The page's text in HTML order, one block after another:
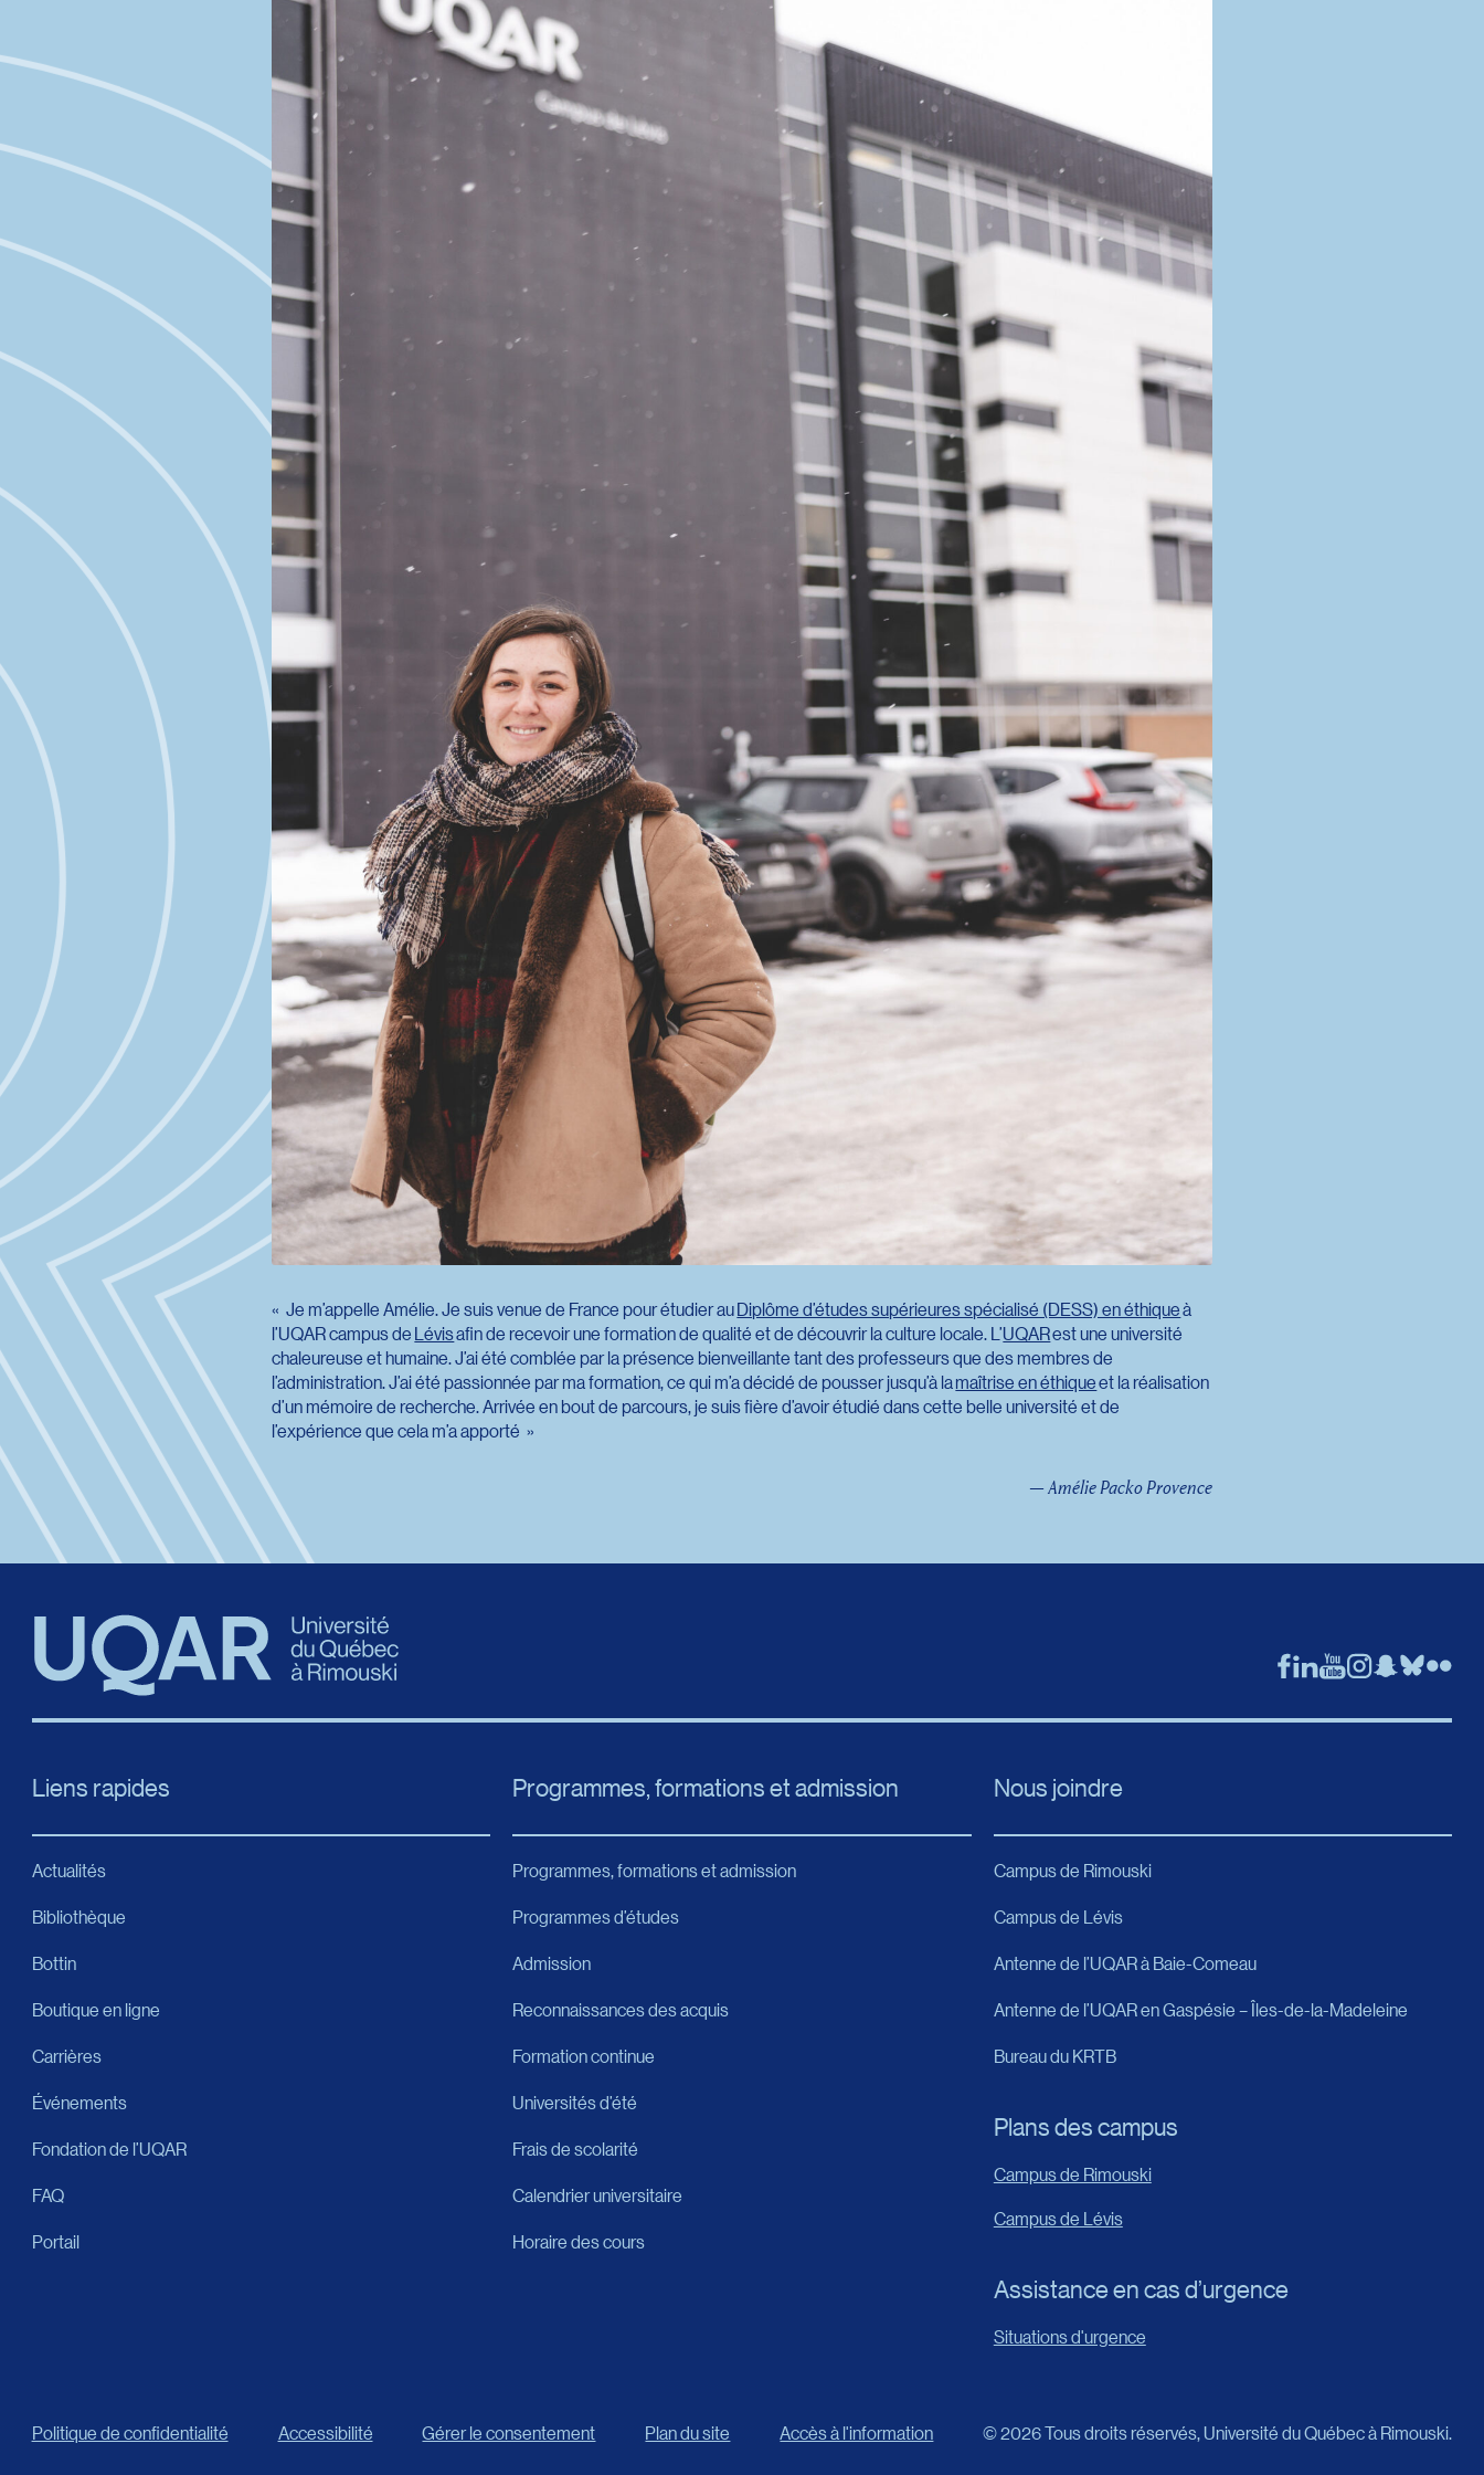
Je m’appelle Amélie. Je suis venue de France pour étudier auDiplôme d’études supérieures spécialisé (DESS) en éthiqueà
l’UQAR campus deLévisafin de recevoir une formation de qualité et de découvrir la culture locale. L’UQARest une université
chaleureuse et humaine. J’ai été comblée par la présence bienveillante tant des professeurs que des membres de
l’administration. J’ai été passionnée par ma formation, ce qui m’a décidé de pousser jusqu’à lamaîtrise en éthiqueet la réalisation
d’un mémoire de recherche. Arrivée en bout de parcours, je suis fière d’avoir étudié dans cette belle université et de
l’expérience que cela m’a apporté
— Amélie Packo Provence
Liens rapides
Actualités
Bibliothèque
Bottin
Boutique en ligne
Carrières
Événements
Fondation de l’UQAR
FAQ
Portail
Programmes, formations et admission
Programmes, formations et admission
Programmes d’études
Admission
Reconnaissances des acquis
Formation continue
Universités d’été
Frais de scolarité
Calendrier universitaire
Horaire des cours
Nous joindre
Campus de Rimouski
Campus de Lévis
Antenne de l’UQAR à Baie-Comeau
Antenne de l’UQAR en Gaspésie – Îles-de-la-Madeleine
Bureau du KRTB
Plans des campus
Campus de Rimouski
Campus de Lévis
Assistance en cas d’urgence
Situations d'urgence
Politique de confidentialité Accessibilité Gérer le consentement Plan du site Accès à l'information © 2026 Tous droits réservés,Université du Québec à Rimouski.